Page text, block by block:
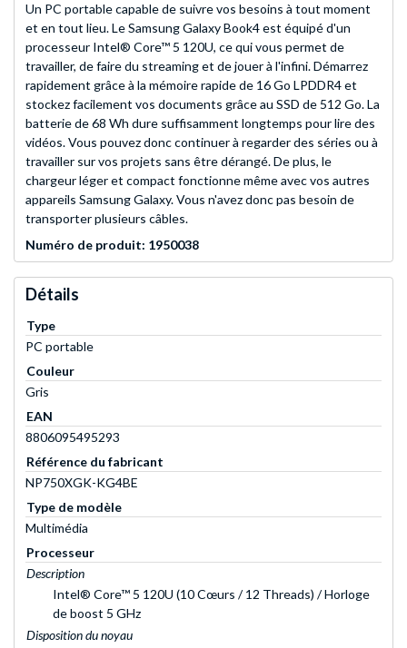
Un PC portable capable de suivre vos besoins à tout moment
et en tout lieu. Le Samsung Galaxy Book4 est équipé d'un
processeur Intel® Core™ 5 120U, ce qui vous permet de
travailler, de faire du streaming et de jouer à l'infini. Démarrez
rapidement grâce à la mémoire rapide de 16 Go LPDDR4 et
stockez facilement vos documents grâce au SSD de 512 Go. La
batterie de 68 Wh dure suffisamment longtemps pour lire des
vidéos. Vous pouvez donc continuer à regarder des séries ou à
travailler sur vos projets sans être dérangé. De plus, le
chargeur léger et compact fonctionne même avec vos autres
appareils Samsung Galaxy. Vous n'avez donc pas besoin de
transporter plusieurs câbles.
Numéro de produit: 1950038
Détails
Type
PC portable
Couleur
Gris
EAN
8806095495293
Référence du fabricant
NP750XGK-KG4BE
Type de modèle
Multimédia
Processeur
Description
Intel® Core™ 5 120U (10 Cœurs / 12 Threads) / Horloge
de boost 5 GHz
Disposition du noyau